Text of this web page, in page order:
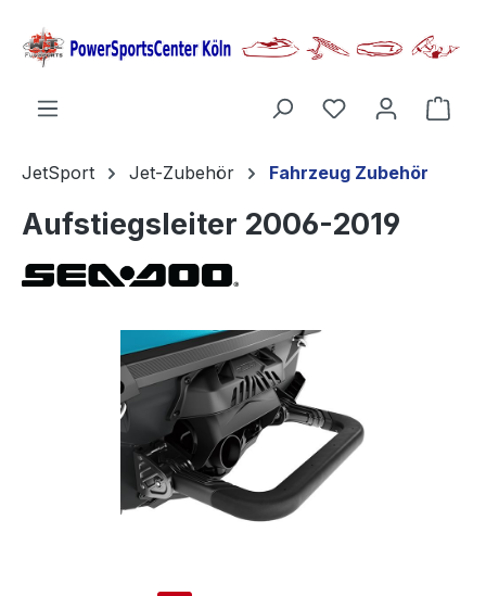
springen
JetSport Jet-Zubehör Fahrzeug Zubehör
Aufstiegsleiter 2006-2019
Bildergalerie überspringen